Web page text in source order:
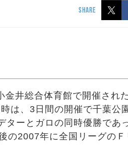
SHARE
井総合体育館で開催された
は、3日間の開催で千葉公
ターとガロの同時優勝であ
の2007年に全国リーグのＦ